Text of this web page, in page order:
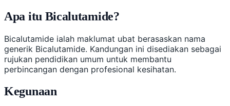
Apa itu Bicalutamide?
Bicalutamide ialah maklumat ubat berasaskan nama
generik Bicalutamide. Kandungan ini disediakan sebagai
rujukan pendidikan umum untuk membantu
perbincangan dengan profesional kesihatan.
Kegunaan